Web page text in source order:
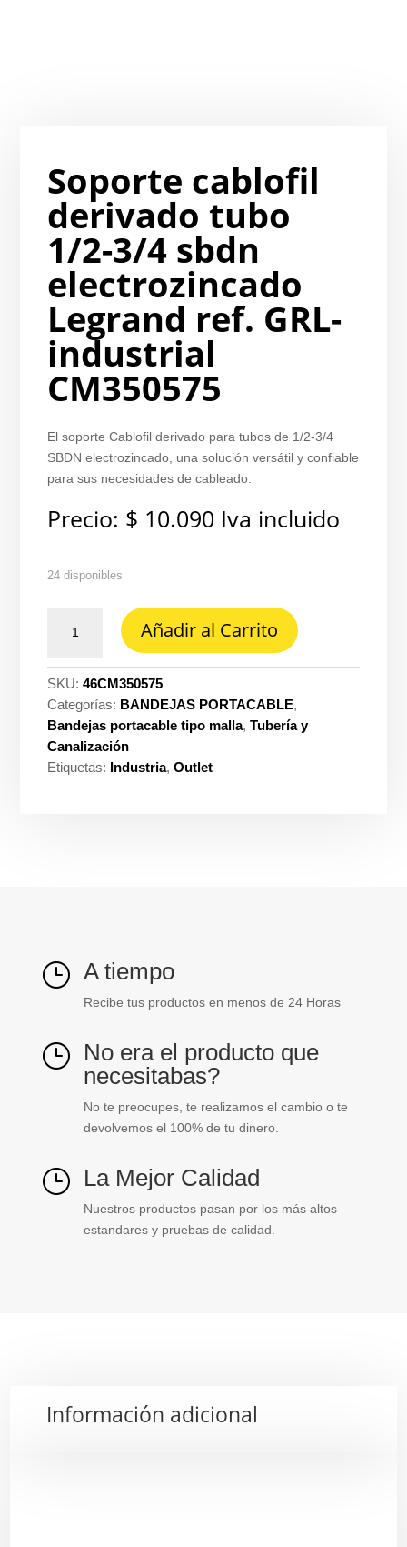
Soporte cablofil
derivado tubo
1/2-3/4 sbdn
electrozincado
Legrand ref. GRL-
industrial
CM350575
El soporte Cablofil derivado para tubos de 1/2-3/4
SBDN electrozincado, una solución versátil y confiable
para sus necesidades de cableado.
Precio: $ 10.090 Iva incluido
24 disponibles
cablofil
tubo
1/2-
3/4
sbdn
electrozincado
Añadir al Carrito
SKU:46CM350575
Categorías: BANDEJAS PORTACABLE,
Bandejas portacable tipo malla,Tubería y
Canalización
Etiquetas: Industria,Outlet
} A tiempo
Recibe tus productos en menos de 24 Horas
} No era el producto que
necesitabas?
No te preocupes, te realizamos el cambio o te
devolvemos el 100% de tu dinero.
} La Mejor Calidad
Nuestros productos pasan por los más altos
estandares y pruebas de calidad.
Información adicional